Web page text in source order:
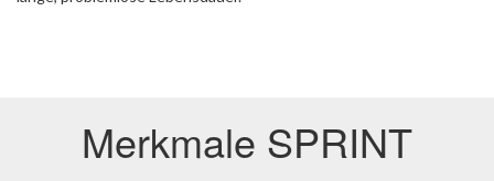
Merkmale SPRINT